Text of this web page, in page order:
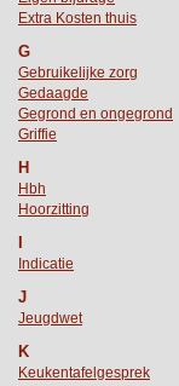
Extra Kosten thuis
G
Gebruikelijke zorg
Gedaagde
Gegrond en ongegrond
Griffie
H
Hbh
Hoorzitting
Indicatie
J
Jeugdwet
K
Keukentafelgesprek